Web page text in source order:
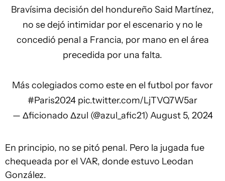
Bravísima decisión del hondureño Said Martínez,
no se dejó intimidar por el escenario y no le
concedió penal a Francia, por mano en el área
precedida por una falta.
Más colegiados como este en el futbol por favor
#Paris2024 pic.twitter.com/LjTVQ7W5ar
— Δficionado Δzul (@azul_afic21) August 5, 2024
En principio, no se pitó penal. Pero la jugada fue
chequeada por el VAR, donde estuvo Leodan
González.